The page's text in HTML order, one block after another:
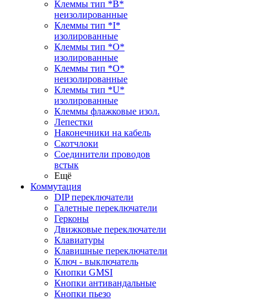
Клеммы тип *B*
неизолированные
Клеммы тип *I*
изолированные
Клеммы тип *O*
изолированные
Клеммы тип *O*
неизолированные
Клеммы тип *U*
изолированные
Клеммы флажковые изол.
Лепестки
Наконечники на кабель
Скотчлоки
Соединители проводов
встык
Ещё
Коммутация
DIP переключатели
Галетные переключатели
Герконы
Движковые переключатели
Клавиатуры
Клавишные переключатели
Ключ - выключатель
Кнопки GMSI
Кнопки антивандальные
Кнопки пьезо